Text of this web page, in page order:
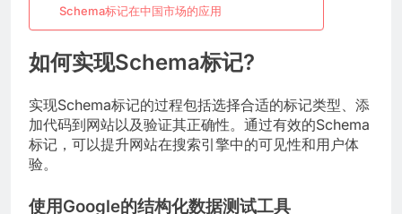
Schema标记在中国市场的应用
如何实现Schema标记?
实现Schema标记的过程包括选择合适的标记类型、添
加代码到网站以及验证其正确性。通过有效的Schema
标记，可以提升网站在搜索引擎中的可见性和用户体
验。
使用Google的结构化数据测试工具